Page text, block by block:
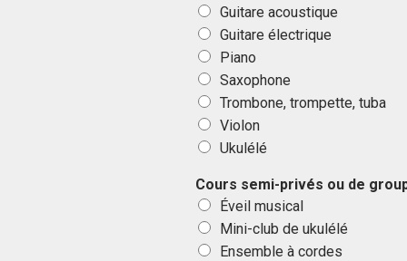
Guitare acoustique
Guitare électrique
Piano
Saxophone
Trombone, trompette, tuba
Violon
Ukulélé
Cours semi-privés ou de
Éveil musical
Mini-club de ukulélé
Ensemble à cordes